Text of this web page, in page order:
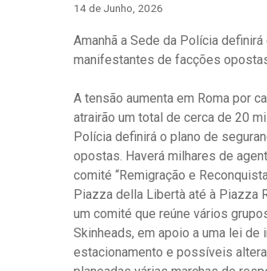
14 de Junho, 2026
Amanhã a Sede da Polícia
manifestantes de facções
A tensão aumenta em Roma por
atrairão um total de cerca de 20
Polícia definirá o plano de
opostas. Haverá milhares de
comité “Remigração e
Piazza della Libertà até à Piazza
um comité que reúne vários
Skinheads, em apoio a uma lei
estacionamento e possíveis